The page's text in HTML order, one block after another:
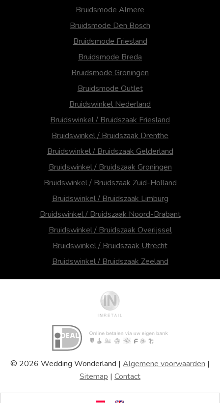
Bruidsmode Almere
Bruidsmode Den Bosch
Bruidsmode Friesland
Bruidsmode Breda
Bruidsmode Groningen
Bruidsmode Outlet
Bruidswinkel Nederland
Bruidswinkel / Bruidszaak Friesland
Bruidswinkel / Bruidszaak Drenthe
Bruidswinkel / Bruidszaak Gelderland
Bruidswinkel / Bruidszaak Groningen
Bruidswinkel / Bruidszaak Zuid-Holland
Bruidswinkel / Bruidszaak Limburg
Bruidswinkel / Bruidszaak Noord-Brabant
Bruidswinkel / Bruidszaak Overijssel
Bruidswinkel / Bruidszaak Utrecht
Bruidswinkel / Bruidszaak Zeeland
© 2026 Wedding Wonderland | Algemene voorwaarden |
Sitemap | Contact